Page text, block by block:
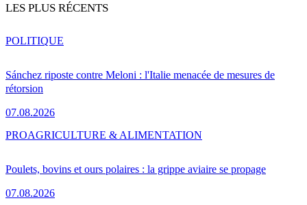
LES PLUS RÉCENTS
Sánchez riposte contre Meloni : l'Italie menacée de mesures de
rétorsion
07.08.2026
POLITIQUE
Poulets, bovins et ours polaires : la grippe aviaire se propage
07.08.2026
PROAGRICULTURE & ALIMENTATION